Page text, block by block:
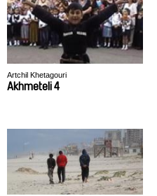
Artchil Khetagouri
Akhmeteli 4